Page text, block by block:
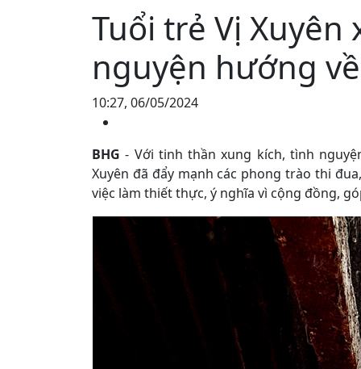
Tuổi trẻ Vị
nguyện hướng
10:27, 06/05/2024
BHG - Với tinh thần xung kích, tình
Xuyên đã đẩy mạnh các phong trào thi
việc làm thiết thực, ý nghĩa vì cộng đồng,